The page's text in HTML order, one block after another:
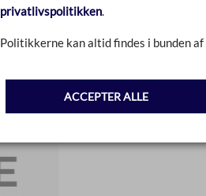
privatlivspolitikken.
Politikkerne kan altid findes i bunden af
ACCEPTER ALLE